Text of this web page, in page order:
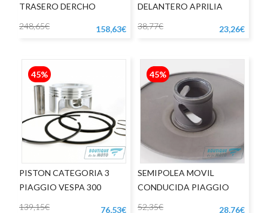
TRASERO DERCHO
248,65€ 158,63€
DELANTERO APRILIA
38,77€ 23,26€
45%
PISTON CATEGORIA 3
PIAGGIO VESPA 300
139,15€
76,53€
45%
SEMIPOLEA MOVIL
CONDUCIDA PIAGGIO
52,35€ 28,76€